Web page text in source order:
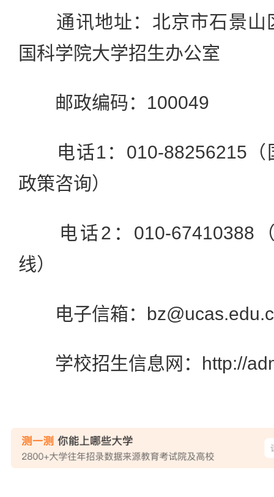
通讯地址：北京市石景山
国科学院大学招生办公室
邮政编码：100049
电话1：010-88256215（
政策咨询）
电话2：010-67410388
线）
电子信箱：
学校招生信息网：http://